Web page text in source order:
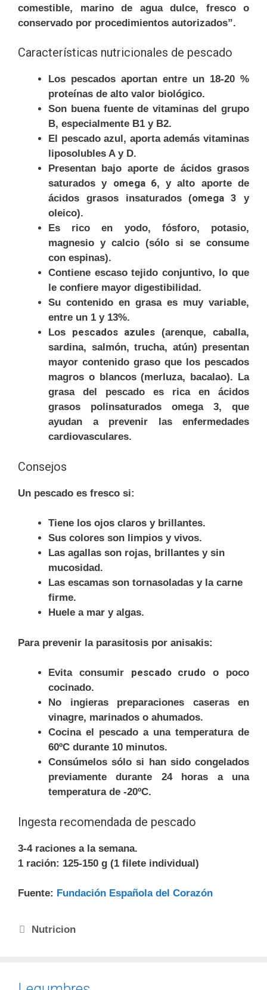
comestible, marino de agua dulce, fresco o
conservado por procedimientos autorizados”.
Características nutricionales de pescado
Los pescados aportan entre un 18-20 %
proteínas de alto valor biológico.
Son buena fuente de vitaminas del grupo
B, especialmente B1 y B2.
El pescado azul, aporta además vitaminas
liposolubles A y D.
Presentan bajo aporte de ácidos grasos
saturados y omega 6, y alto aporte de
ácidos grasos insaturados (omega 3 y
oleico).
Es rico en yodo, fósforo, potasio,
magnesio y calcio (sólo si se consume
con espinas).
Contiene escaso tejido conjuntivo, lo que
le confiere mayor digestibilidad.
Su contenido en grasa es muy variable,
entre un 1 y 13%.
Los pescados azules (arenque, caballa,
sardina, salmón, trucha, atún) presentan
mayor contenido graso que los pescados
magros o blancos (merluza, bacalao). La
grasa del pescado es rica en ácidos
grasos polinsaturados omega 3, que
ayudan a prevenir las enfermedades
cardiovasculares.
Consejos
Un pescado es fresco si:
Tiene los ojos claros y brillantes.
Sus colores son limpios y vivos.
Las agallas son rojas, brillantes y sin
mucosidad.
Las escamas son tornasoladas y la carne
firme.
Huele a mar y algas.
Para prevenir la parasitosis por anisakis:
Evita consumir pescado crudo o poco
cocinado.
No ingieras preparaciones caseras en
vinagre, marinados o ahumados.
Cocina el pescado a una temperatura de
60ºC durante 10 minutos.
Consúmelos sólo si han sido congelados
previamente durante 24 horas a una
temperatura de -20ºC.
Ingesta recomendada de pescado
3-4 raciones a la semana.
1 ración: 125-150 g (1 filete individual)
Fuente: Fundación Española del Corazón
Nutricion